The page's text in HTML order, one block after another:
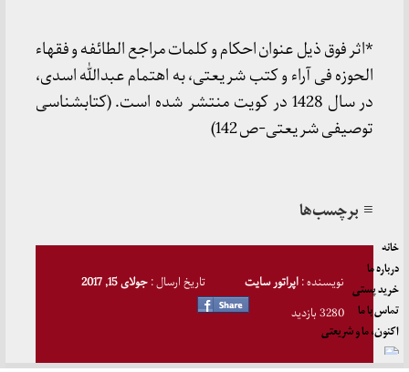
*اثر فوق ذیل عنوان احکام و کلمات مراجع الطائفه و فقهاء
الحوزه فی آراء و کتب شریعتی، به اهتمام عبدالله اسدی،
در سال 1428 در کویت منتشر شده است. (کتابشناسی
توصیفی شریعتی-ص 142)
≡ برچسب‌ها
نویسنده :اپراتور سایت تاریخ ارسال :جولای 15, 2017
3280 بازدید
خانه
درباره ما
خرید پستی
تماس با ما
اکنون، ما و شریعتی